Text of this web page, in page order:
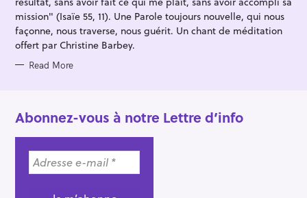
mission" (Isaïe 55, 11). Une Parole toujours nouvelle, qui nous
façonne, nous traverse, nous guérit. Un chant de méditation
offert par Christine Barbey.
Read More
Abonnez-vous à notre Lettre d’info